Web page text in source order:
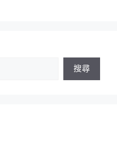
搜尋